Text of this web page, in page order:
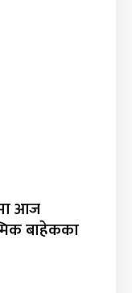
आज
बाहेकका